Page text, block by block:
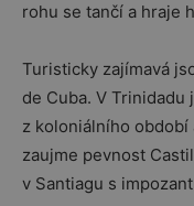
rohu se tančí a hraje
Turisticky zajímavá
de Cuba. V
z koloniálního
zaujme pevnost
v Santiagu s